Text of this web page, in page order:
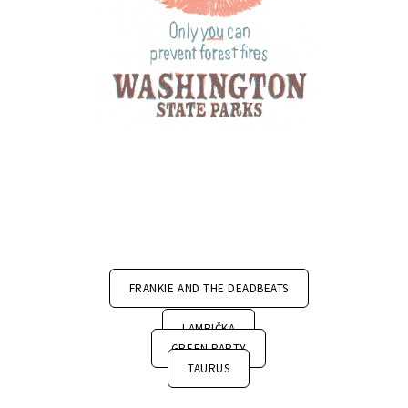
FRANKIE AND THE DEADBEATS
LAMPIČKA
GREEN PARTY
TAURUS